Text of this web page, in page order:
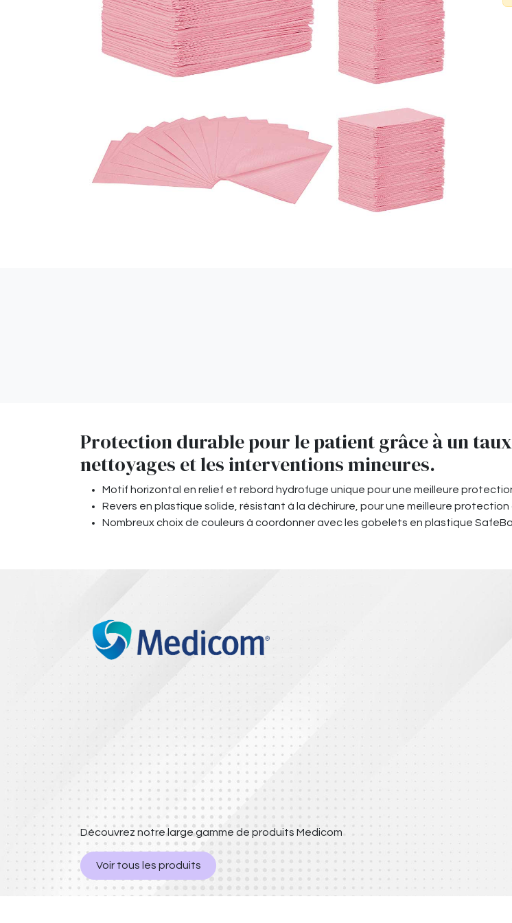
Protection durable pour le patient grâce à un
nettoyages et les interventions mineures.
Motif horizontal en relief et rebord hydrofuge unique pour une meilleure
Revers en plastique solide, résistant à la déchirure, pour une meilleure
Nombreux choix de couleurs à coordonner avec les gobelets en plastique
Découvrez notre large gamme de produits Medicom
Voir tous les produits